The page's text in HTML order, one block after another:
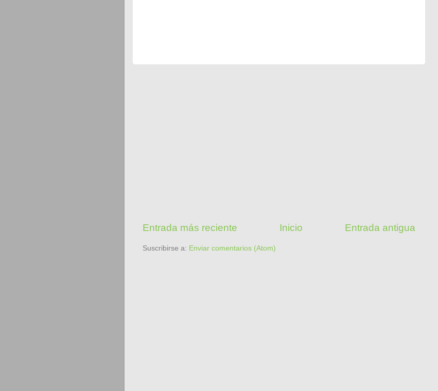
Entrada más reciente Entrada antigua
Inicio
Suscribirse a: Enviar comentarios (Atom)